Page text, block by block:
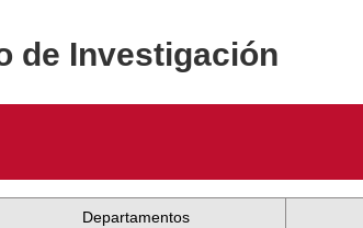
de Investigación
Departamentos